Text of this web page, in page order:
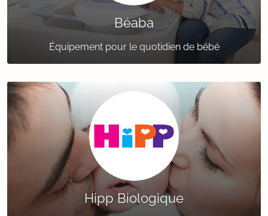
Béaba
Équipement pour le quotidien de bébé
Hipp Biologique